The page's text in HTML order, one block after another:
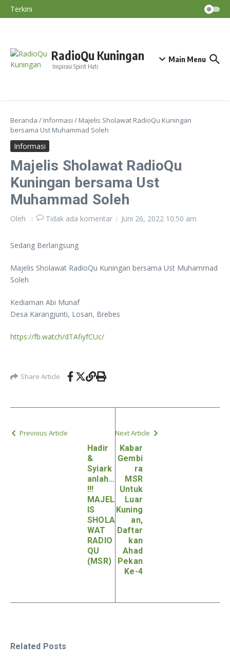
Lewati ke konten
Terkini
RadioQu Kuningan
Inspirasi Spirit Hati
Main Menu
Beranda / Informasi / Majelis Sholawat RadioQu Kuningan
bersama Ust Muhammad Soleh
Informasi
Majelis Sholawat RadioQu
Kuningan bersama Ust
Muhammad Soleh
Oleh Tidak ada komentar Juni 26, 2022 10:50 am
Sedang Berlangsung
Majelis Sholawat RadioQu Kuningan bersama Ust Muhammad
Soleh
Kediaman Abi Munaf
Desa Karangjunti, Losari, Brebes
https://fb.watch/dTAfiyfCUc/
Share Article
Previous Article
Hadir
&
Syiark
anlah…
!!!
MAJEL
IS
SHOLA
WAT
RADIO
QU
(MSR)
Next Article
Kabar
Gembi
ra
MSR
Untuk
Luar
Kuning
an,
Daftar
kan
Ahad
Pekan
Ke-4
Related Posts